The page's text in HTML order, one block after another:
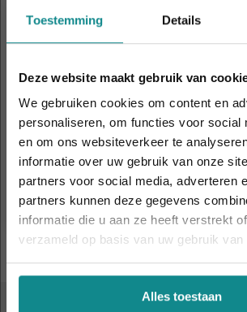
Toestemming Details
Deze website maakt gebruik van
We gebruiken cookies om content en
personaliseren, om functies voor social
en om ons websiteverkeer te
informatie over uw gebruik van onze
partners voor social media, adverteren
partners kunnen deze gegevens
informatie die u aan ze heeft verstrekt
verzameld op basis van uw gebruik
Alles toestaan
Gellak (Soak Off Gel) - Biab
Duur
2
Prijs
€
Meer informatie
De hittegolf houdt aan... onze
korting verlengd t.e.m. 7
Sluiten